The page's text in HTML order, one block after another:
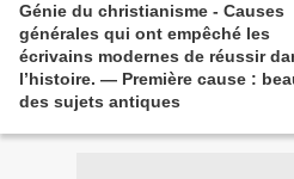
Génie du christianisme - Causes
générales qui ont empêché les
écrivains modernes de réussir
l’histoire. — Première cause :
des sujets antiques